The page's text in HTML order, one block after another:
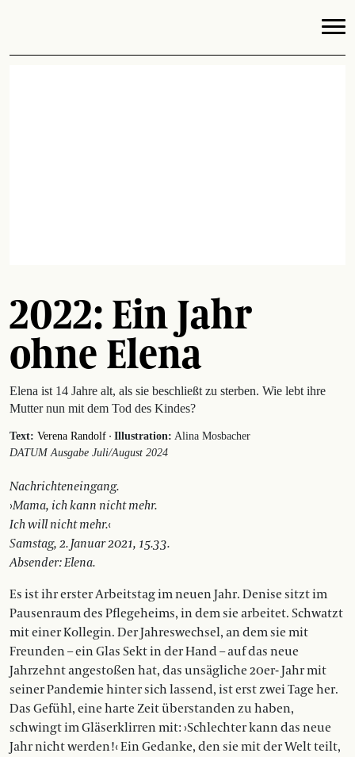
2022: Ein Jahr
ohne Elena
Elena ist 14 Jahre alt, als sie beschließt zu sterben. Wie lebt ihre
Mutter nun mit dem Tod des Kindes?
Text: Verena Randolf · Illustration: Alina Mosbacher
DATUM Ausgabe Juli/August 2024
Nachrichteneingang.
›Mama, ich kann nicht mehr.
Ich will nicht mehr.‹
Samstag, 2. Januar 2021, 15.33.
Absender: Elena.
Es ist ihr erster Arbeitstag im neuen Jahr. Denise sitzt im
Pausenraum des Pflegeheims, in dem sie arbeitet. Schwatzt
mit einer Kollegin. Der Jahreswechsel, an dem sie mit
Freunden – ein Glas Sekt in der Hand – auf das neue
Jahrzehnt ­angestoßen hat, das unsägliche 20er- Jahr mit
seiner Pandemie hinter sich lassend, ist erst zwei Tage her.
Das Gefühl, eine harte Zeit überstanden zu haben,
schwingt im Gläserklirren mit: ›Schlechter kann das neue
Jahr nicht werden!‹ Ein Gedanke, den sie mit der Welt teilt,